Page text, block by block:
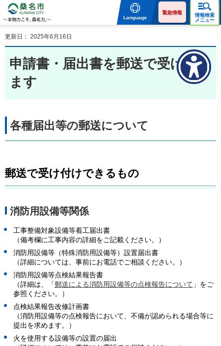
物力こそ、桑名力。
Language
緊急情報
情報検索
メニュー
更新日： 2025年6月16日
申請書・届出書を郵送で受け付け
ます
各種届出等の郵送について
郵送で受け付けできるもの
消防用設備等関係
工事整備対象設備等着工届出書
（備考欄に工事内容の詳細をご記載ください。）
消防用設備等（特殊消防用設備等）設置届出書
（詳細については、事前にお電話でご相談ください。）
消防用設備等点検結果報告書
（詳細は、「郵送による消防用設備等の点検報告について 」をご
参照ください。）
点検結果報告改修計画書
（消防用設備等の点検報告において、不備が認められる場合等に
提出を求めます。）
火を使用する設備等の設置の届出